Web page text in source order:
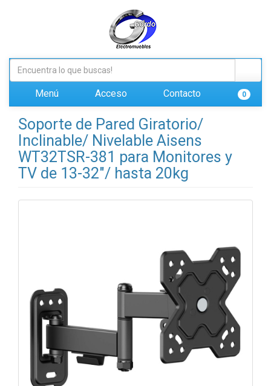
Menú Acceso Contacto 0
Soporte de Pared Giratorio/
Inclinable/ Nivelable Aisens
WT32TSR-381 para Monitores y
TV de 13-32"/ hasta 20kg